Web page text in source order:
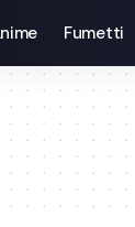
Fumetti